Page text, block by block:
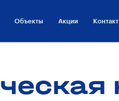
Объекты Акции